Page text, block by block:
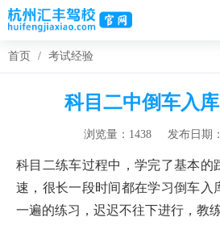
首页 / 考试经验
科目二中倒车入
浏览量：1438 发布日期
科目二练车过程中，学完了基本的
速，很长一段时间都在学习倒车入
一遍的练习，迟迟不往下进行，教